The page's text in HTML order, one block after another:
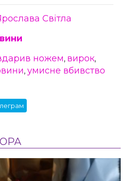
Світла
ножем, вирок,
, умисне вбивство